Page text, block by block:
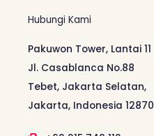
Hubungi Kami
Pakuwon Tower, Lantai 11
Jl. Casablanca No.88
Tebet, Jakarta Selatan,
Jakarta, Indonesia 12870